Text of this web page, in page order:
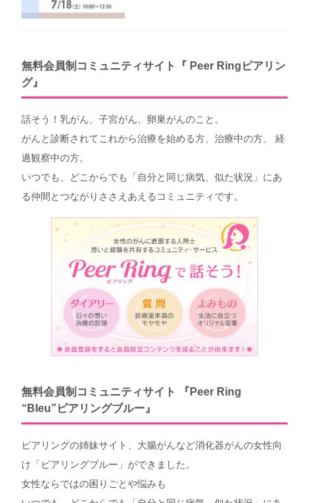
無料会員制コミュニティサイト『 Peer Ringピアリン
グ』
話そう！乳がん、子宮がん、卵巣がんのこと。
がんと診断されてこれから治療を始める方、治療中の方、 経
過観察中の方。
いつでも、どこからでも「自分と同じ病気、似た状況」にあ
る仲間とつながりささえあえるコミュニティです。
無料会員制コミュニティサイト 『Peer Ring
“Bleu”ピアリングブルー』
ピアリングの姉妹サイト、大腸がんなど消化器がんの女性向
け「ピアリングブルー」ができました。
女性ならではの困りごとや悩みも